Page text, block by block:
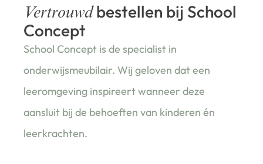
Vertrouwdbestellen bij School
Concept
School Concept is de specialist in
onderwijsmeubilair. Wij geloven dat een
leeromgeving inspireert wanneer deze
aansluit bij de behoeften van kinderen én
leerkrachten.